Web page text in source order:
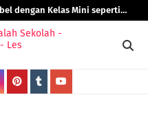
dengan Kelas Mini seperti